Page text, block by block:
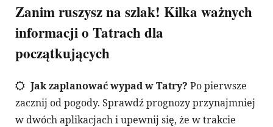
Zanim ruszysz na szlak! Kilka ważnych
informacji o Tatrach dla
początkujących
Jak zaplanować wypad w Tatry? Po pierwsze
zacznij od pogody. Sprawdź prognozy przynajmniej
w dwóch aplikacjach i upewnij się, że w trakcie